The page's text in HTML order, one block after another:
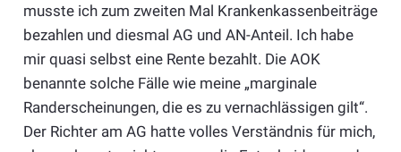
musste ich zum zweiten Mal Krankenkassenbeiträge
bezahlen und diesmal AG und AN-Anteil. Ich habe
mir quasi selbst eine Rente bezahlt. Die AOK
benannte solche Fälle wie meine „marginale
Randerscheinungen, die es zu vernachlässigen gilt“.
Der Richter am AG hatte volles Verständnis für mich,